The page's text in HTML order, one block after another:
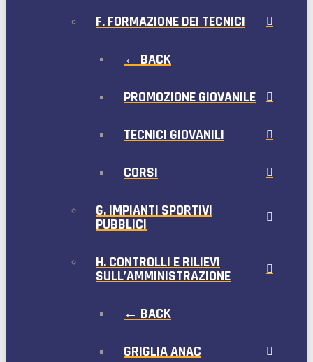
F. FORMAZIONE DEI TECNICI
← BACK
PROMOZIONE GIOVANILE
TECNICI GIOVANILI
CORSI
G. IMPIANTI SPORTIVI
PUBBLICI
H. CONTROLLI E RILIEVI
SULL’AMMINISTRAZIONE
← BACK
GRIGLIA ANAC